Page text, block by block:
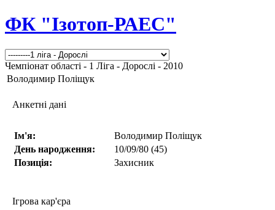
ФК "Ізотоп-РАЕС"
Чемпіонат області - 1 Ліга - Дорослі - 2010
Володимир Поліщук
Анкетні дані
Ім'я:
Володимир Поліщук
День народження:
10/09/80 (45)
Позиція:
Захисник
Ігрова кар'єра